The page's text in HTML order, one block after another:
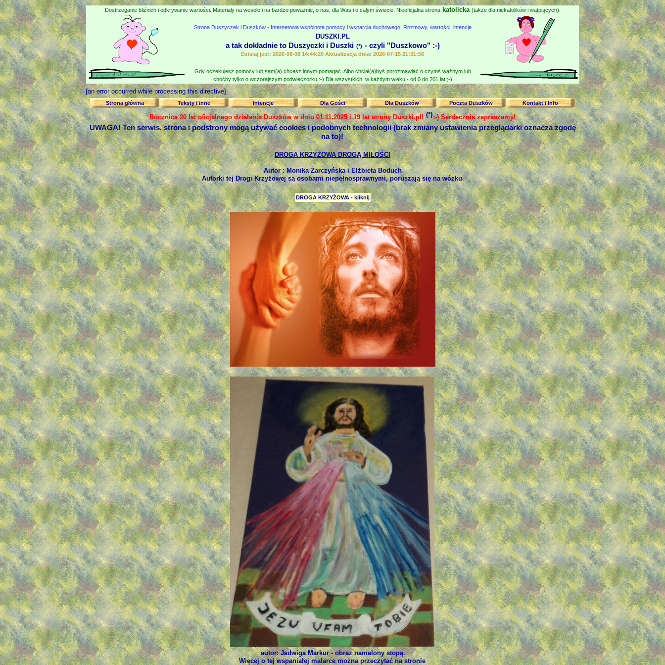
Dostrzeganie bliźnich i odkrywanie wartości. Materiały na wesoło i na bardzo poważnie, o nas, dla Was i o całym świecie. Nieoficjalna strona katolicka (także dla niekatolików i wątpiących).
Strona Duszyczek i Duszków - Internetowa wspólnota pomocy i wsparcia duchowego. Rozmowy, wartości, intencje
DUSZKI.PL
a tak dokładnie to Duszyczki i Duszki (*) - czyli "Duszkowo" :-)
Dzisiaj jest: 2026-08-08 14:44:20 Aktualizacja dnia: 2026-07-15 21:31:56
Gdy oczekujesz pomocy lub sam(a) chcesz innym pomagać. Albo chciał(a)byś porozmawiać o czymś ważnym lub
choćby tylko o wczorajszym podwieczorku :-) Dla wszystkich, w każdym wieku - od 0 do 201 lat ;-)
[an error occurred while processing this directive]
Strona główna Teksty i inne Intencje Dla Gości Dla Duszków Poczta Duszków Kontakt i Info
Rocznica 20 lat oficjalnego działania Duszków w dniu 01.11.2025 i 19 lat strony Duszki.pl!(*):-) Serdecznie zapraszamy!
UWAGA! Ten serwis, strona i podstrony mogą używać cookies i podobnych technologii (brak zmiany ustawienia przeglądarki oznacza zgodę
na to)!
DROGA KRZYŻOWA DROGĄ MIŁOŚCI
Autor : Monika Żarczyńska i Elżbieta Boduch
Autorki tej Drogi Krzyżowej są osobami niepełnosprawnymi, poruszają się na wózku.
DROGA KRZYŻOWA - kliknij
autor: Jadwiga Markur - obraz namalony stopą.
Więcej o tej wspaniałej malarce można przeczytać na stronie